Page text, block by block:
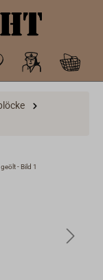
- Bild 1